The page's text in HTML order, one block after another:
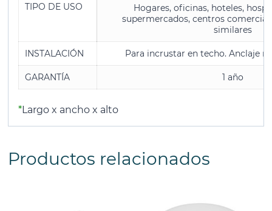
TIPO DE USO
Hogares, oficinas, hoteles,
supermercados, centros
similares
INSTALACIÓN Para incrustar en techo. Anclaje
GARANTÍA 1 año
*Largo x ancho x alto
Productos relacionados